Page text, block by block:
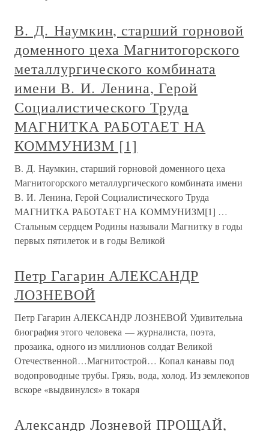
В. Д. Наумкин, старший горновой
доменного цеха Магнитогорского
металлургического комбината
имени В. И. Ленина, Герой
Социалистического Труда
МАГНИТКА РАБОТАЕТ НА
КОММУНИЗМ [1]
В. Д. Наумкин, старший горновой доменного цеха
Магнитогорского металлургического комбината имени
В. И. Ленина, Герой Социалистического Труда
МАГНИТКА РАБОТАЕТ НА КОММУНИЗМ[1] …
Стальным сердцем Родины называли Магнитку в годы
первых пятилеток и в годы Великой
Петр Гагарин АЛЕКСАНДР
ЛОЗНЕВОЙ
Петр Гагарин АЛЕКСАНДР ЛОЗНЕВОЙ Удивительна
биография этого человека — журналиста, поэта,
прозаика, одного из миллионов солдат Великой
Отечественной…Магнитострой… Копал канавы под
водопроводные трубы. Грязь, вода, холод. Из землекопов
вскоре «выдвинулся» в токаря
Александр Лозневой ПРОЩАЙ,